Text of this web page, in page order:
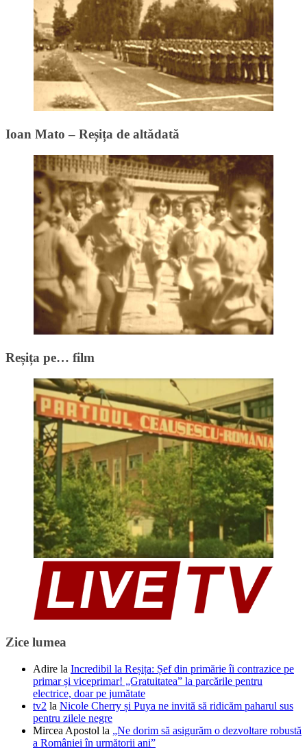
Ioan Mato – Reșița de altădată
Reșița pe… film
Zice lumea
Adire la Incredibil la Reșița: Șef din primărie îi contrazice pe
primar și viceprimar! „Gratuitatea” la parcările pentru
electrice, doar pe jumătate
tv2 la Nicole Cherry și Puya ne invită să ridicăm paharul sus
pentru zilele negre
Mircea Apostol la „Ne dorim să asigurăm o dezvoltare robustă
a României în următorii ani”